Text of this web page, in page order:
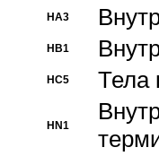
HA3
HB1
HC5 Тела
HN1